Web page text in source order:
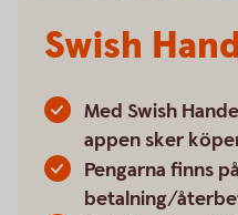
Swish
Med Swish
appen sker
Pengarna finns
betalning/